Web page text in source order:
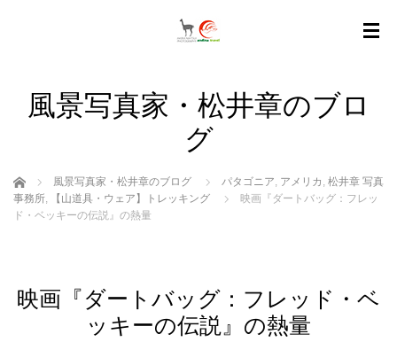
風景写真家・松井章のブロ
グ
ホーム 風景写真家・松井章のブログ パタゴニア, アメリカ , 松井章 写真
事務所, 【山道具・ウェア】トレッキング
映画『ダートバッグ：フレッ
ド・ベッキーの伝説』の熱量
映画『ダートバッグ：フレッド・ベ
ッキーの伝説』の熱量